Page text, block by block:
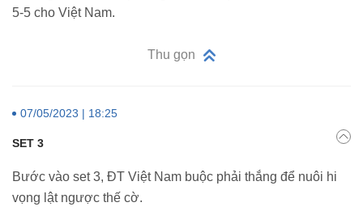
5-5 cho Việt Nam.
Thu gọn
07/05/2023 | 18:25
SET 3
Bước vào set 3, ĐT Việt Nam buộc phải thắng để nuôi hi
vọng lật ngược thế cờ.